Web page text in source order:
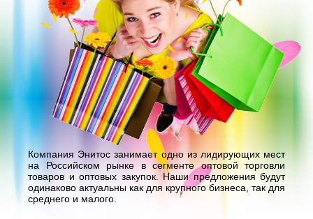
Компания Энитос занимает одно из лидирующих мест
на Российском рынке в сегменте оптовой торговли
товаров и оптовых закупок. Наши предложения будут
одинаково актуальны как для крупного бизнеса, так для
среднего и малого.